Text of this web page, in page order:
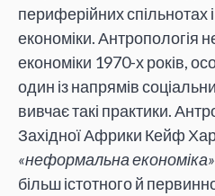
периферійних спільнотах
економіки. Антропологія
економіки 1970-х років,
один із напрямів
вивчає такі практики.
Західної Африки Кейф
«неформальна економіка»
більш істотного й